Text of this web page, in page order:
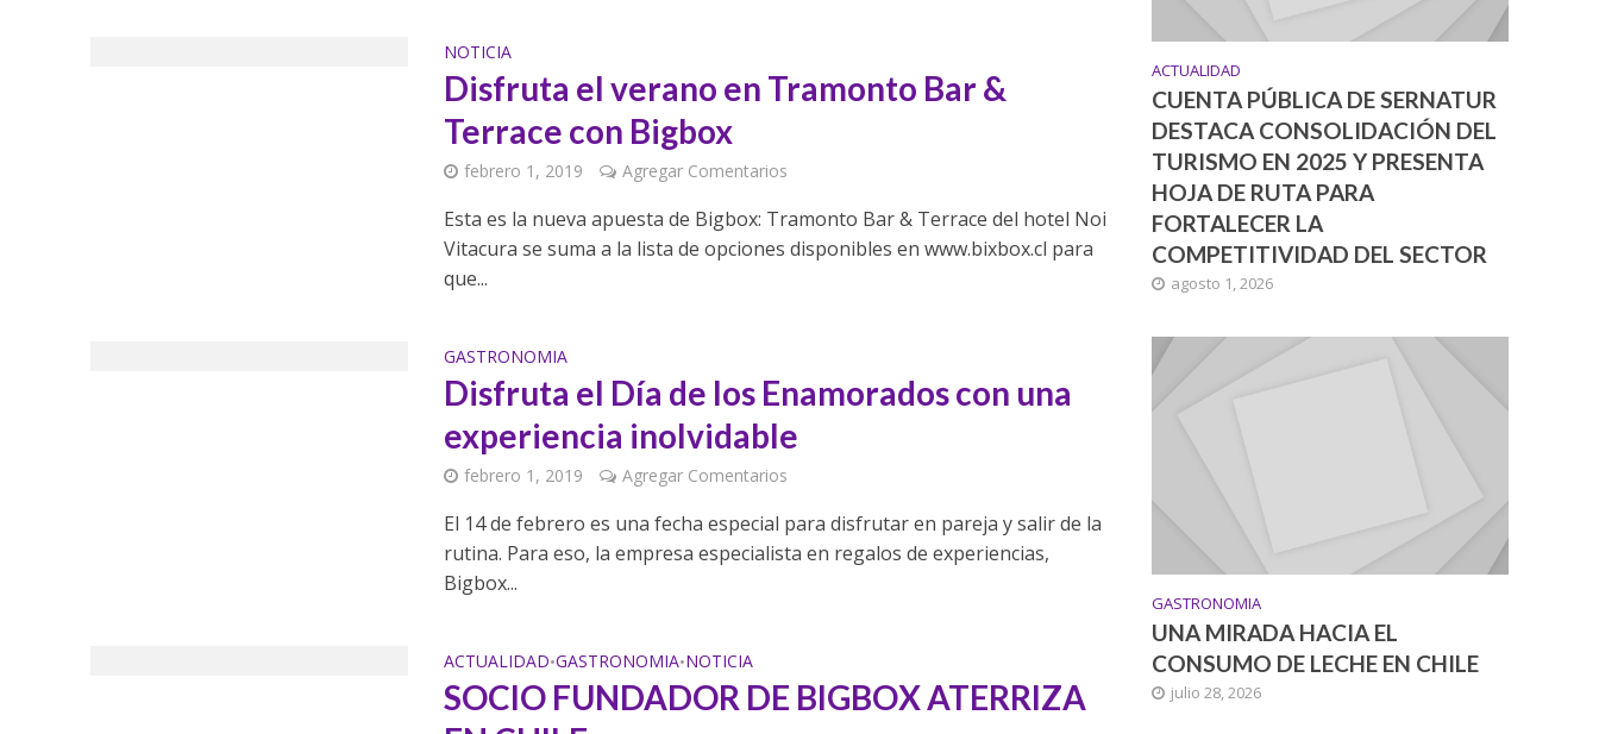
NOTICIA
Disfruta el verano en Tramonto Bar &
Terrace con Bigbox
febrero 1, 2019 Agregar Comentarios
Esta es la nueva apuesta de Bigbox: Tramonto Bar & Terrace del hotel Noi
Vitacura se suma a la lista de opciones disponibles en www.bixbox.cl para
que...
GASTRONOMIA
Disfruta el Día de los Enamorados con una
experiencia inolvidable
febrero 1, 2019 Agregar Comentarios
El 14 de febrero es una fecha especial para disfrutar en pareja y salir de la
rutina. Para eso, la empresa especialista en regalos de experiencias,
Bigbox...
ACTUALIDAD•GASTRONOMIA•NOTICIA
SOCIO FUNDADOR DE BIGBOX ATERRIZA
ACTUALIDAD
CUENTA PÚBLICA DE SERNATUR
DESTACA CONSOLIDACIÓN DEL
TURISMO EN 2025 Y PRESENTA
HOJA DE RUTA PARA
FORTALECER LA
COMPETITIVIDAD DEL SECTOR
agosto 1, 2026
GASTRONOMIA
UNA MIRADA HACIA EL
CONSUMO DE LECHE EN CHILE
julio 28, 2026